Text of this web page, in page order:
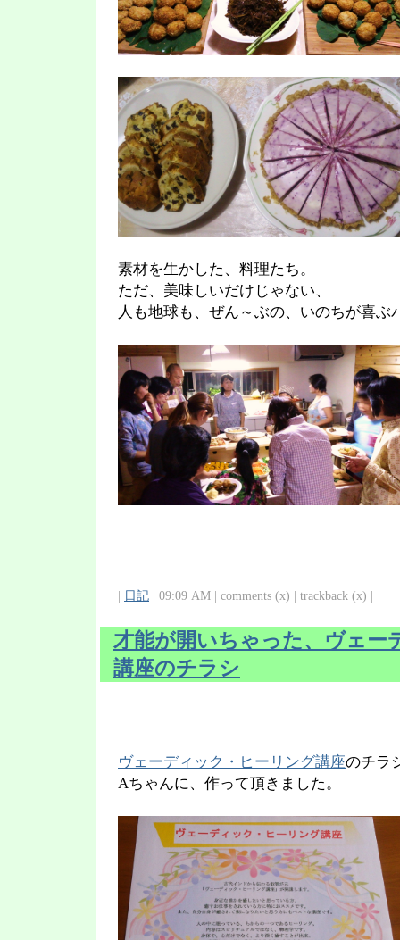
素材を生かした、料理たち。
ただ、美味しいだけじゃない、
人も地球も、ぜん～ぶの、いのちが喜ぶ
| 日記 | 09:09 AM | comments (x) | trackback (x) |
才能が開いちゃった、ヴェー
講座のチラシ
ヴェーディック・ヒーリング講座のチラ
Aちゃんに、作って頂きました。